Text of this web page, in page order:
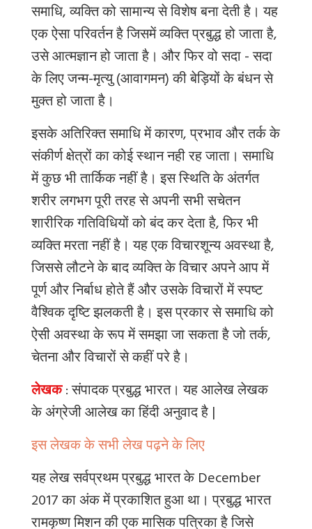
समाधि, व्यक्ति को सामान्य से विशेष बना देती है। यह
एक ऐसा परिवर्तन है जिसमें व्यक्ति प्रबुद्ध हो जाता है,
उसे आत्मज्ञान हो जाता है। और फिर वो सदा - सदा
के लिए जन्म-मृत्यु (आवागमन) की बेड़ियों के बंधन से
मुक्त हो जाता है।
इसके अतिरिक्त समाधि में कारण, प्रभाव और तर्क के
संकीर्ण क्षेत्रों का कोई स्थान नही रह जाता। समाधि
में कुछ भी तार्किक नहीं है। इस स्थिति के अंतर्गत
शरीर लगभग पूरी तरह से अपनी सभी सचेतन
शारीरिक गतिविधियों को बंद कर देता है,फिर भी
व्यक्ति मरता नहीं है। यह एक विचारशून्य अवस्था है,
जिससे लौटने के बाद व्यक्ति के विचार अपने आप में
पूर्ण और निर्बाध होते हैं और उसके विचारों में स्पष्ट
वैश्विक दृष्टि झलकती है। इस प्रकार से समाधि को
ऐसी अवस्था के रूप में समझा जा सकता है जो तर्क,
चेतना और विचारों से कहीं परे है।
लेखक: संपादक प्रबुद्ध भारत।यहआलेखलेखक
केअंग्रेजीआलेखकाहिंदीअनुवादहै|
इस लेखक के सभी लेख पढ़ने के लिए
यह लेख सर्वप्रथम प्रबुद्ध भारत के December
2017 का अंक में प्रकाशित हुआ था। प्रबुद्ध भारत